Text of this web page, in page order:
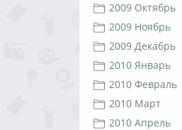
2009 Октябрь
2009 Ноябрь
2009 Декабрь
2010 Январь
2010 Февраль
2010 Март
2010 Апрель